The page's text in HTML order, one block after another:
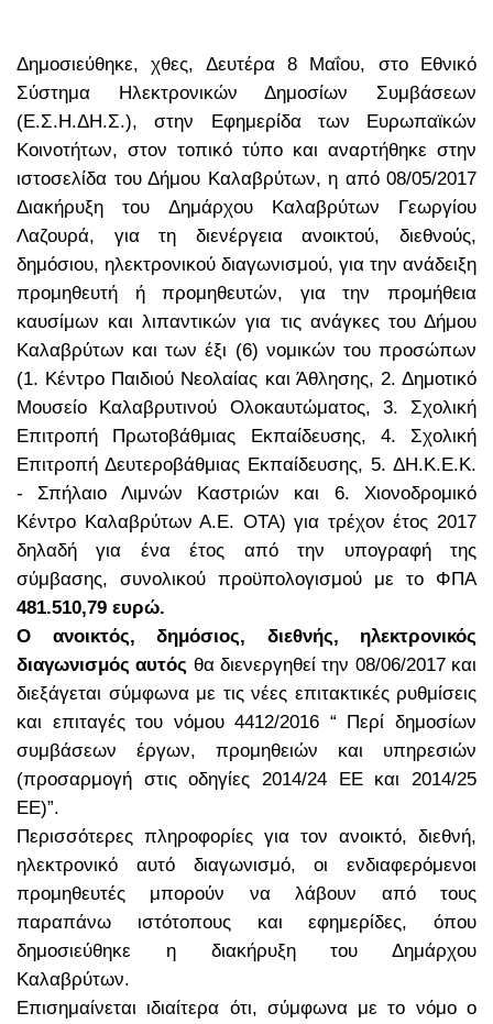
Δημοσιεύθηκε, χθες, Δευτέρα 8 Μαΐου, στο Εθνικό
Σύστημα Ηλεκτρονικών Δημοσίων Συμβάσεων
(Ε.Σ.Η.ΔΗ.Σ.), στην Εφημερίδα των Ευρωπαϊκών
Κοινοτήτων, στον τοπικό τύπο και αναρτήθηκε στην
ιστοσελίδα του Δήμου Καλαβρύτων, η από 08/05/2017
Διακήρυξη του Δημάρχου Καλαβρύτων Γεωργίου
Λαζουρά, για τη διενέργεια ανοικτού, διεθνούς,
δημόσιου, ηλεκτρονικού διαγωνισμού, για την ανάδειξη
προμηθευτή ή προμηθευτών, για την προμήθεια
καυσίμων και λιπαντικών για τις ανάγκες του Δήμου
Καλαβρύτων και των έξι (6) νομικών του προσώπων
(1. Κέντρο Παιδιού Νεολαίας και Άθλησης, 2. Δημοτικό
Μουσείο Καλαβρυτινού Ολοκαυτώματος, 3. Σχολική
Επιτροπή Πρωτοβάθμιας Εκπαίδευσης, 4. Σχολική
Επιτροπή Δευτεροβάθμιας Εκπαίδευσης, 5. ΔΗ.Κ.Ε.Κ.
- Σπήλαιο Λιμνών Καστριών και 6. Χιονοδρομικό
Κέντρο Καλαβρύτων Α.Ε. ΟΤΑ) για τρέχον έτος 2017
δηλαδή για ένα έτος από την υπογραφή της
σύμβασης, συνολικού προϋπολογισμού με το ΦΠΑ
481.510,79 ευρώ.
Ο ανοικτός, δημόσιος, διεθνής, ηλεκτρονικός
διαγωνισμός αυτός θα διενεργηθεί την 08/06/2017 και
διεξάγεται σύμφωνα με τις νέες επιτακτικές ρυθμίσεις
και επιταγές του νόμου 4412/2016 “ Περί δημοσίων
συμβάσεων έργων, προμηθειών και υπηρεσιών
(προσαρμογή στις οδηγίες 2014/24 ΕΕ και 2014/25
ΕΕ)”.
Περισσότερες πληροφορίες για τον ανοικτό, διεθνή,
ηλεκτρονικό αυτό διαγωνισμό, οι ενδιαφερόμενοι
προμηθευτές μπορούν να λάβουν από τους
παραπάνω ιστότοπους και εφημερίδες, όπου
δημοσιεύθηκε η διακήρυξη του Δημάρχου
Καλαβρύτων.
Επισημαίνεται ιδιαίτερα ότι, σύμφωνα με το νόμο ο